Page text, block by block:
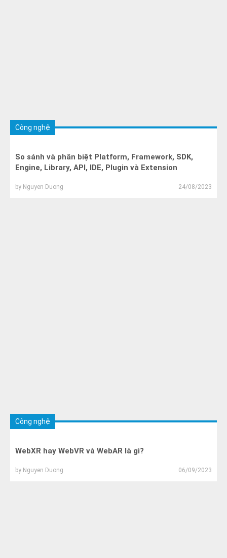
Công nghệ
So sánh và phân biệt Platform, Framework, SDK,
Engine, Library, API, IDE, Plugin và Extension
by Nguyen Duong 24/08/2023
Công nghệ
WebXR hay WebVR và WebAR là gì?
by Nguyen Duong 06/09/2023